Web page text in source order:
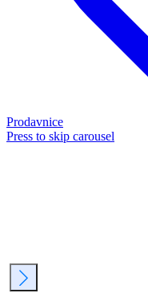
Prodavnice
Press to skip carousel